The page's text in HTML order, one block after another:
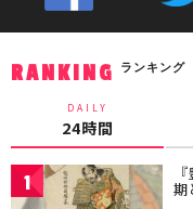
RANKING ランキング
DAILY
24時間
1 期